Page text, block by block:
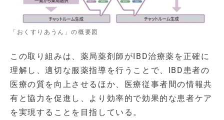
「おくすりあうん」の概要図
この取り組みは、薬局薬剤師がIBD治療薬を正確に
理解し、適切な服薬指導を行うことで、IBD患者の
医療の質を向上させるほか、医療従事者間の情報共
有と協力を促進し、より効率的で効果的な患者ケア
を実現することを目指している。